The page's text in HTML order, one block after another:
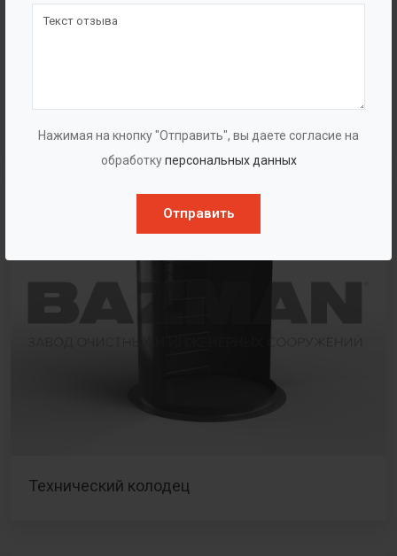
Нажимая на кнопку "Отправить", вы даете согласие на
обработкуперсональных данных
Отправить
Смотровой колодец
Технический колодец